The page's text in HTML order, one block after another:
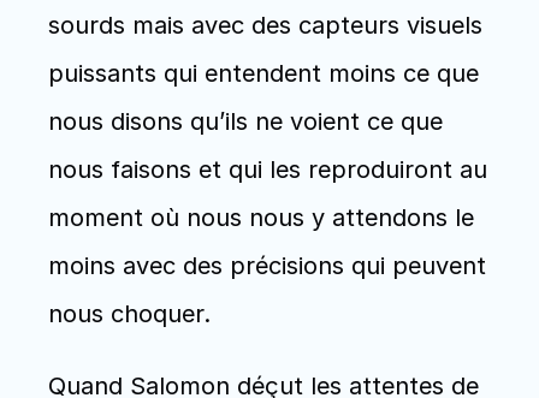
sourds mais avec des capteurs visuels
puissants qui entendent moins ce que
nous disons qu’ils ne voient ce que
nous faisons et qui les reproduiront au
moment où nous nous y attendons le
moins avec des précisions qui peuvent
nous choquer.
Quand Salomon déçut les attentes de